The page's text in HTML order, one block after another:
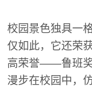
校园景色独具一
仅如此，它还荣
高荣誉——鲁班奖
漫步在校园中，